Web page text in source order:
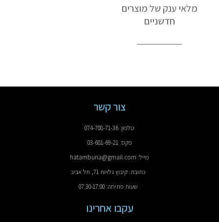
מלאי ענק של מוצרים
חדשניים
צור קשר
טלפון: 074-708-71-36
פקס: 03-681-69-21
מייל: hatamburia@gmail.com
כתובת: קיבוץ גלויות 71, תל אביב
שעות פתיחה: 07:30-17:00
עקבו אחרינו